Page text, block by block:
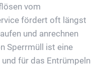
vom
fördert oft längst
und anrechnen
Sperrmüll ist eine
für das Entrümpeln